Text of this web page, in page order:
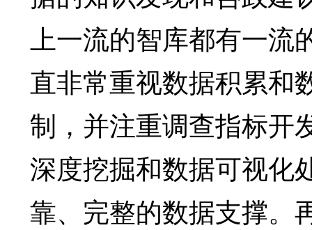
上一流的智库都有一流
直非常重视数据积累和
制，并注重调查指标开
深度挖掘和数据可视化
靠、完整的数据支撑。